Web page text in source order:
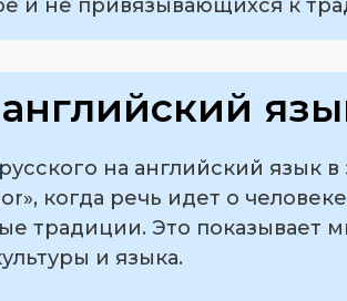
и не привязывающихся к
на английский язык
когда речь идет о
традиции. Это показывает
и языка.